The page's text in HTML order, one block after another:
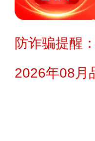
防诈骗提醒
2026年08月